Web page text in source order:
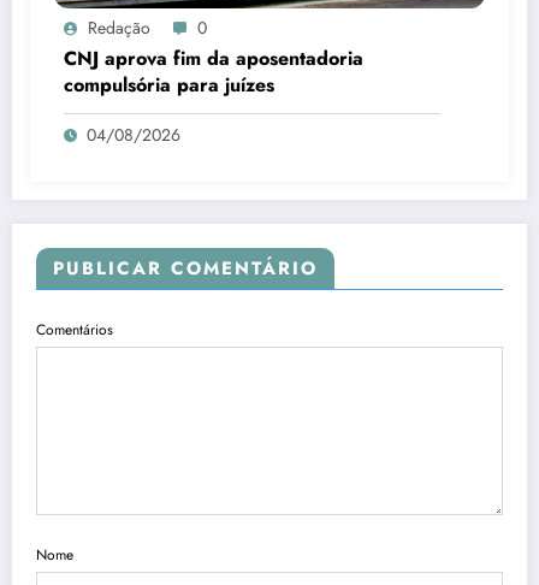
Redação 0
CNJ aprova fim da aposentadoria
compulsória para juízes
04/08/2026
PUBLICAR COMENTÁRIO
Comentários
Nome